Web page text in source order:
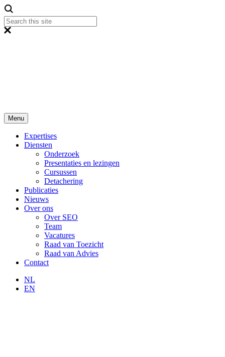
Menu
Expertises
Diensten
Onderzoek
Presentaties en lezingen
Cursussen
Detachering
Publicaties
Nieuws
Over ons
Over SEO
Team
Vacatures
Raad van Toezicht
Raad van Advies
Contact
NL
EN